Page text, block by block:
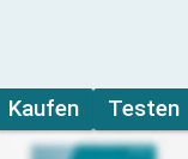
Kaufen Testen